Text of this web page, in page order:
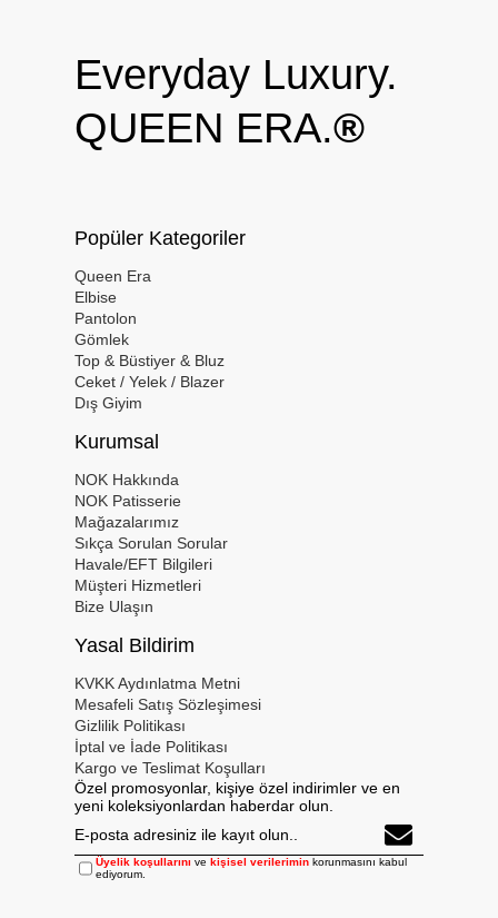
Everyday Luxury.
QUEEN ERA.®
Popüler Kategoriler
Queen Era
Elbise
Pantolon
Gömlek
Top & Büstiyer & Bluz
Ceket / Yelek / Blazer
Dış Giyim
Kurumsal
NOK Hakkında
NOK Patisserie
Mağazalarımız
Sıkça Sorulan Sorular
Havale/EFT Bilgileri
Müşteri Hizmetleri
Bize Ulaşın
Yasal Bildirim
KVKK Aydınlatma Metni
Mesafeli Satış Sözleşimesi
Gizlilik Politikası
İptal ve İade Politikası
Kargo ve Teslimat Koşulları
Özel promosyonlar, kişiye özel indirimler ve en
yeni koleksiyonlardan haberdar olun.
Üyelik koşullarını vekişisel verilerimin korunmasını kabul
ediyorum.